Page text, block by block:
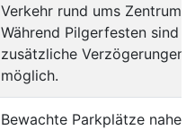
Verkehr rund ums Zentrum.
Während Pilgerfesten sind
zusätzliche Verzögerungen
möglich.
Bewachte Parkplätze nahe